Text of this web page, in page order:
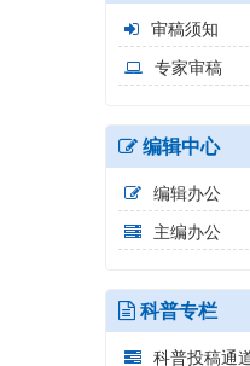
审稿须知
专家审稿
编辑中心
编辑办公
主编办公
科普专栏
科普投稿通